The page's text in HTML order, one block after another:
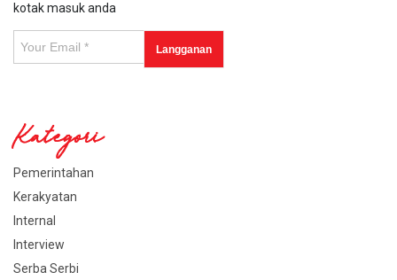
kotak masuk anda
Kategori
Pemerintahan
Kerakyatan
Internal
Interview
Serba Serbi